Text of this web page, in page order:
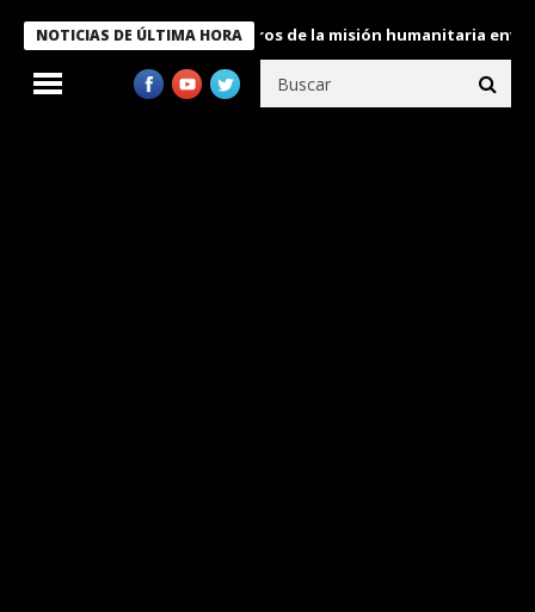
NOTICIAS DE ÚLTIMA HORA
condecora a miembros de la misión humanitaria enviada a